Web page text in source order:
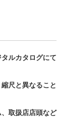
ルカタログにて
尺と異なること
取扱店店頭など